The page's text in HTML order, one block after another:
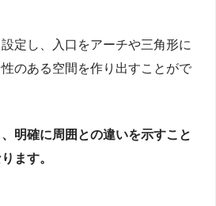
定し、入口をアーチや三角形に
のある空間を作り出すことがで
明確に周囲との違いを示すこと
ます。